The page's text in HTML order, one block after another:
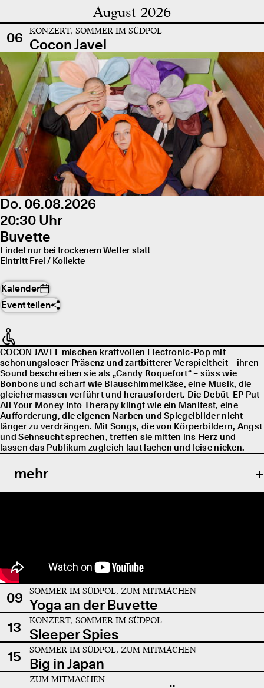
August 2026
06 KONZERT, SOMMER IM SÜDPOL
Cocon Javel
Do. 06.08.2026
20:30 Uhr
Buvette
Findet nur bei trockenem Wetter statt
Eintritt Frei / Kollekte
Kalender
Event teilen
COCON JAVELmischen kraftvollen Electronic-Pop mit
schonungsloser Präsenz und zartbitterer Verspieltheit – ihren
Sound beschreiben sie als „Candy Roquefort“ – süss wie
Bonbons und scharf wie Blauschimmelkäse, eine Musik, die
gleichermassen verführt und herausfordert. Die Debüt-EP Put
All Your Money Into Therapy klingt wie ein Manifest, eine
Aufforderung, die eigenen Narben und Spiegelbilder nicht
länger zu verdrängen. Mit Songs, die von Körperbildern, Angst
und Sehnsucht sprechen, treffen sie mitten ins Herz und
lassen das Publikum zugleich laut lachen und leise nicken.
mehr
09 SOMMER IM SÜDPOL, ZUM MITMACHEN
Yoga an der Buvette
13
KONZERT, SOMMER IM SÜDPOL
Sleeper Spies
15
SOMMER IM SÜDPOL, ZUM MITMACHEN
Big in Japan
ZUM MITMACHEN